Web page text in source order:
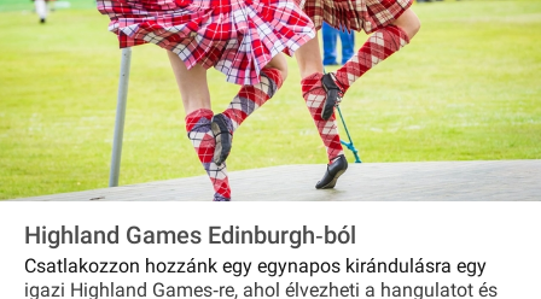
Highland Games Edinburgh‐ból
Csatlakozzon hozzánk egy egynapos kirándulásra egy
igazi Highland Games‐re, ahol élvezheti a hangulatot és